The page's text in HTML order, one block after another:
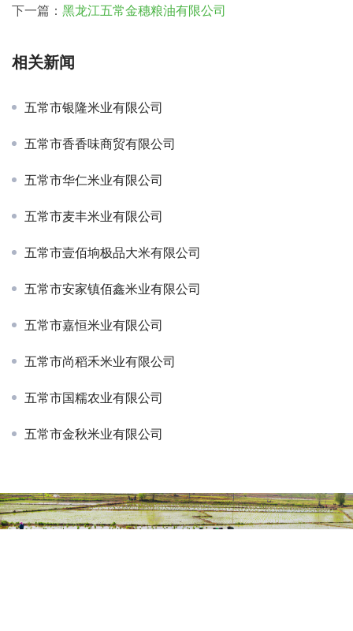
下一篇： 黑龙江五常金穗粮油有限公司
相关新闻
五常市银隆米业有限公司
五常市香香味商贸有限公司
五常市华仁米业有限公司
五常市麦丰米业有限公司
五常市壹佰垧极品大米有限公司
五常市安家镇佰鑫米业有限公司
五常市嘉恒米业有限公司
五常市尚稻禾米业有限公司
五常市国糯农业有限公司
五常市金秋米业有限公司